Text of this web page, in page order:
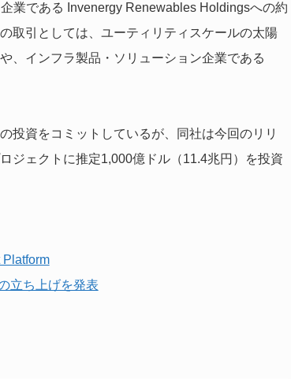
業である Invenergy Renewables Holdingsへの約
取引としては、ユーティリティスケールの太陽
、インフラ製品・ソリューション企業である
投資をコミットしているが、同社は今回のリリ
ジェクトに推定1,000億ドル（11.4兆円）を投資
立ち上げを発表